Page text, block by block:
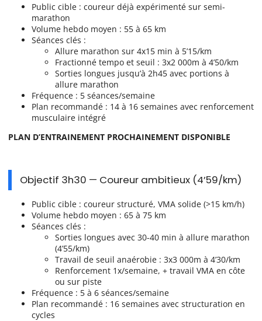
Public cible : coureur déjà expérimenté sur semi-
marathon
Volume hebdo moyen : 55 à 65 km
Séances clés :
Allure marathon sur 4x15 min à 5’15/km
Fractionné tempo et seuil : 3x2 000m à 4’50/km
Sorties longues jusqu’à 2h45 avec portions à
allure marathon
Fréquence : 5 séances/semaine
Plan recommandé : 14 à 16 semaines avec renforcement
musculaire intégré
PLAN D’ENTRAINEMENT PROCHAINEMENT DISPONIBLE
Objectif 3h30 — Coureur ambitieux (4’59/km)
Public cible : coureur structuré, VMA solide (>15 km/h)
Volume hebdo moyen : 65 à 75 km
Séances clés :
Sorties longues avec 30-40 min à allure marathon
(4’55/km)
Travail de seuil anaérobie : 3x3 000m à 4’30/km
Renforcement 1x/semaine, + travail VMA en côte
ou sur piste
Fréquence : 5 à 6 séances/semaine
Plan recommandé : 16 semaines avec structuration en
cycles